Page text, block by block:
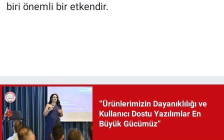
biri önemli bir etkendir.
“Ürünlerimizin Dayanıklılığı ve
Kullanıcı Dostu Yazılımlar En
Büyük Gücümüz”